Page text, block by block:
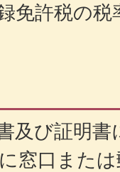
免許税の
及び証明
窓口また